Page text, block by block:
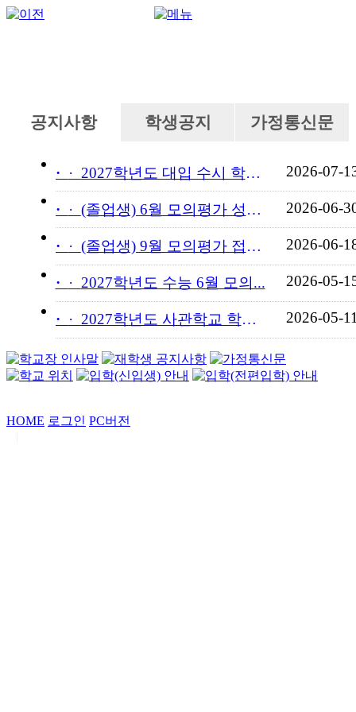
공지사항 학생공지 가정통신문
· 2027학년도 대입 수시 학교... 2026-07-
· (졸업생) 6월 모의평가 성적... 2026-06-
· (졸업생) 9월 모의평가 접수... 2026-06-
· 2027학년도 수능 6월 모의... 2026-05-
· 2027학년도 사관학교 학교장... 2026-05-
HOME 로그인 PC버전